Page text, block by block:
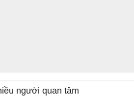
người quan tâm